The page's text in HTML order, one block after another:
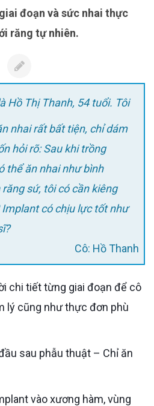
đoạn và sức nhai thực
răng tự nhiên.
Hồ Thị Thanh, 54 tuổi. Tôi
nhai rất bất tiện, chỉ dám
hỏi rõ: Sau khi trồng
thể ăn nhai như bình
sứ, tôi có cần kiêng
có chịu lực tốt như
Cô: Hồ Thanh
lý cũng như thực đơn phù